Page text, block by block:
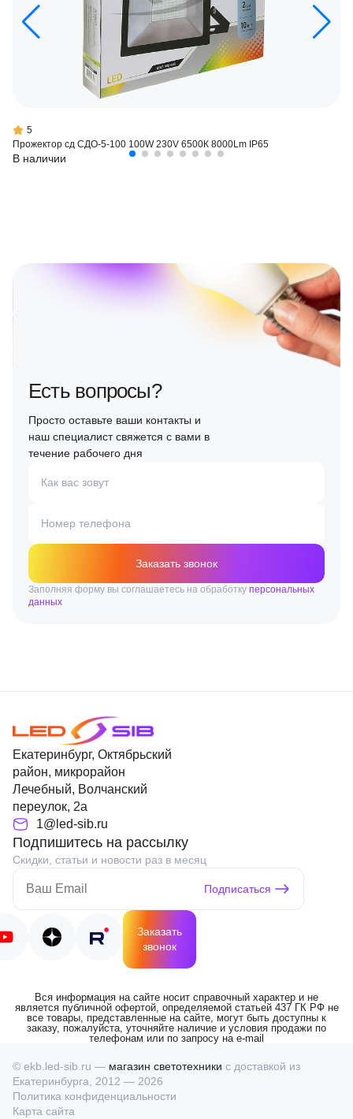
5
Прожектор сд СДО-5-100 100W 230V 6500К 8000Lm IP65
В наличии
Есть вопросы?
Просто оставьте ваши контакты и
наш специалист свяжется с вами в
течение рабочего дня
Как вас зовут
Номер телефона
Заказать звонок
Заполняя форму вы соглашаетесь на обработку персональных
данных
Екатеринбург, Октябрьский
район, микрорайон
Лечебный, Волчанский
переулок, 2а
1@led-sib.ru
Подпишитесь на рассылку
Скидки, статьи и новости раз в месяц
Подписаться
Заказать
звонок
Вся информация на сайте носит справочный характер и не
является публичной офертой, определяемой статьей 437 ГК РФ не
все товары, представленные на сайте, могут быть доступны к
заказу, пожалуйста, уточняйте наличие и условия продажи по
телефонам или по запросу на e-mail
© ekb.led-sib.ru — магазин светотехники с доставкой из
Екатеринбурга, 2012 — 2026
Политика конфиденциальности
Карта сайта